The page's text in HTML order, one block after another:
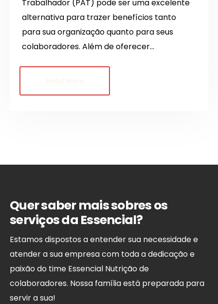
Trabalhador (PAT) pode ser uma excelente
alternativa para trazer benefícios tanto
para sua organização quanto para seus
colaboradores. Além de oferecer…
Quer saber mais sobres os
serviços da Essencial?
Estamos dispostos a entender sua necessidade e
atender a sua empresa com toda a dedicação e
paixão do time Essencial Nutrição de
colaboradores. Nossa família está preparada para
servir a sua!